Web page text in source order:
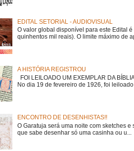
EDITAL SETORIAL - AUDIOVISUAL
O valor global disponível para este Edital
quinhentos mil reais). O limite máximo de
A HISTÓRIA REGISTROU
FOI LEILOADO UM EXEMPLAR DA
No dia 19 de fevereiro de 1926, foi leiloado
ENCONTRO DE DESENHISTAS!!
O Garatuja será uma noite com sketches
que sabe desenhar só uma casinha ou u...